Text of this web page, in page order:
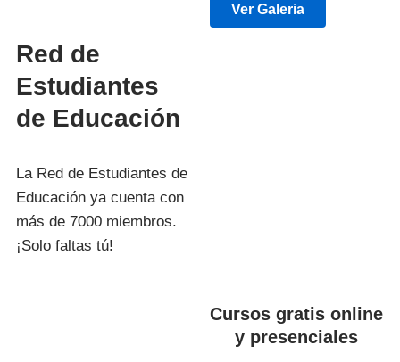
Ver Galeria
Red de
Estudiantes
de Educación
La Red de Estudiantes de
Educación ya cuenta con
más de 7000 miembros.
¡Solo faltas tú!
Cursos gratis online
y presenciales